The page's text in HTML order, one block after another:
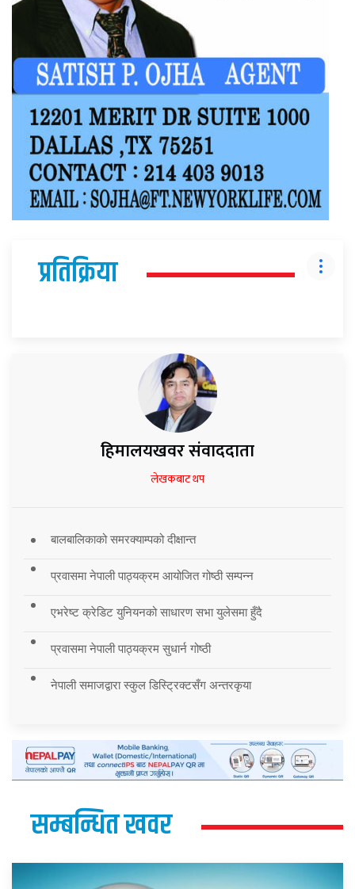
प्रतिक्रिया
हिमालयखवर संवाददाता
लेखकबाट थप
बालबालिकाको समरक्याम्पको दीक्षान्त
प्रवासमा नेपाली पाठ्यक्रम आयोजित गोष्ठी सम्पन्न
एभरेष्ट क्रेडिट युनियनको साधारण सभा युलेसमा हुँदै
प्रवासमा नेपाली पाठ्यक्रम सुधार्न गोष्ठी
नेपाली समाजद्वारा स्कुल डिस्ट्रिक्टसँग अन्तरकृया
सम्बन्धित खवर